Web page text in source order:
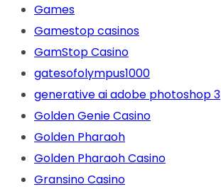
Games
Gamestop casinos
GamStop Casino
gatesofolympus1000
generative ai adobe photoshop 3
Golden Genie Casino
Golden Pharaoh
Golden Pharaoh Casino
Gransino Casino